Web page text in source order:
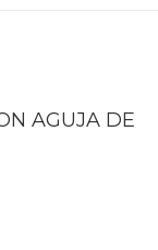
AGUJA DE